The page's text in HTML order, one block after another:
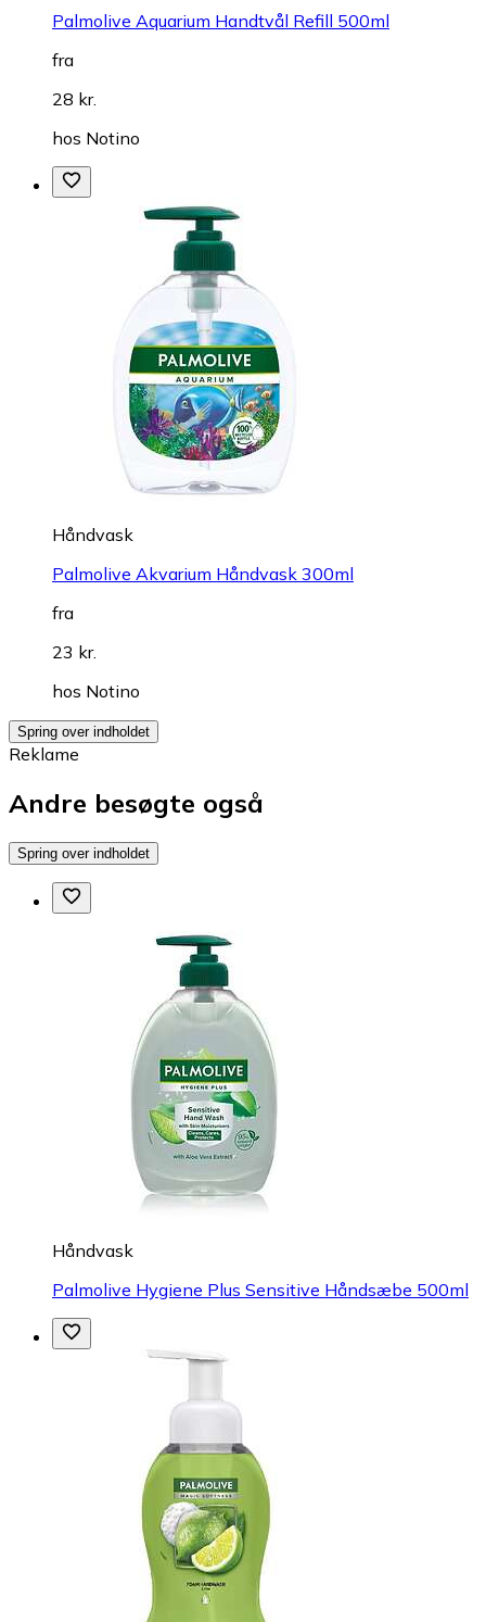
Palmolive Aquarium Handtvål Refill 500ml
fra
28 kr.
hos Notino
Håndvask
Palmolive Akvarium Håndvask 300ml
fra
23 kr.
hos Notino
Spring over indholdet
Reklame
Andre besøgte også
Spring over indholdet
Håndvask
Palmolive Hygiene Plus Sensitive Håndsæbe 500ml